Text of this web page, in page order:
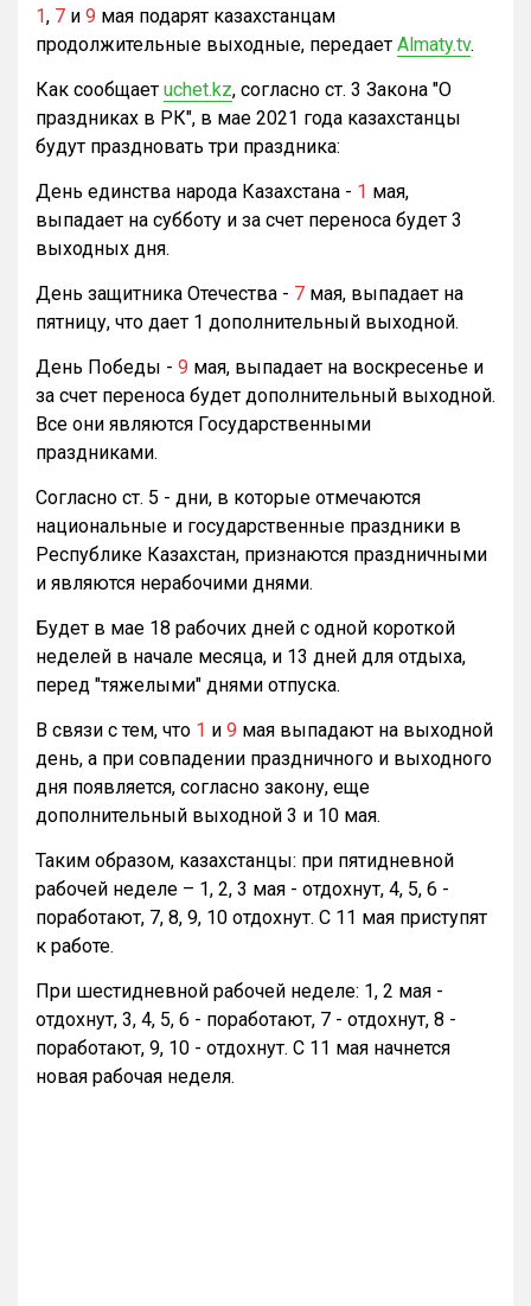
1, 7 и 9 мая подарят казахстанцам
продолжительные выходные, передает Almaty.tv.
Как сообщает uchet.kz, согласно ст. 3 Закона "О
праздниках в РК", в мае 2021 года казахстанцы
будут праздновать три праздника:
День единства народа Казахстана - 1 мая,
выпадает на субботу и за счет переноса будет 3
выходных дня.
День защитника Отечества - 7 мая, выпадает на
пятницу, что дает 1 дополнительный выходной.
День Победы - 9 мая, выпадает на воскресенье и
за счет переноса будет дополнительный выходной.
Все они являются Государственными
праздниками.
Согласно ст. 5 - дни, в которые отмечаются
национальные и государственные праздники в
Республике Казахстан, признаются праздничными
и являются нерабочими днями.
Будет в мае 18 рабочих дней с одной короткой
неделей в начале месяца, и 13 дней для отдыха,
перед "тяжелыми" днями отпуска.
В связи с тем, что 1 и 9 мая выпадают на выходной
день, а при совпадении праздничного и выходного
дня появляется, согласно закону, еще
дополнительный выходной 3 и 10 мая.
Таким образом, казахстанцы: при пятидневной
рабочей неделе – 1, 2, 3 мая - отдохнут, 4, 5, 6 -
поработают, 7, 8, 9, 10 отдохнут. С 11 мая приступят
к работе.
При шестидневной рабочей неделе: 1, 2 мая -
отдохнут, 3, 4, 5, 6 - поработают, 7 - отдохнут, 8 -
поработают, 9, 10 - отдохнут. С 11 мая начнется
новая рабочая неделя.